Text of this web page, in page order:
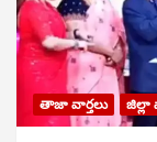
తాజా వార్తలు జిల్లా